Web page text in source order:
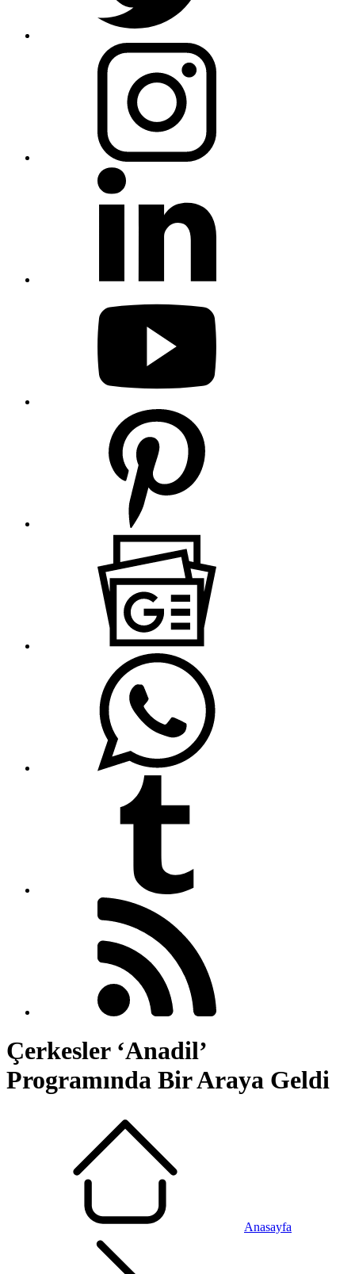
Çerkesler ‘Anadil’
Programında Bir Araya Geldi
Anasayfa